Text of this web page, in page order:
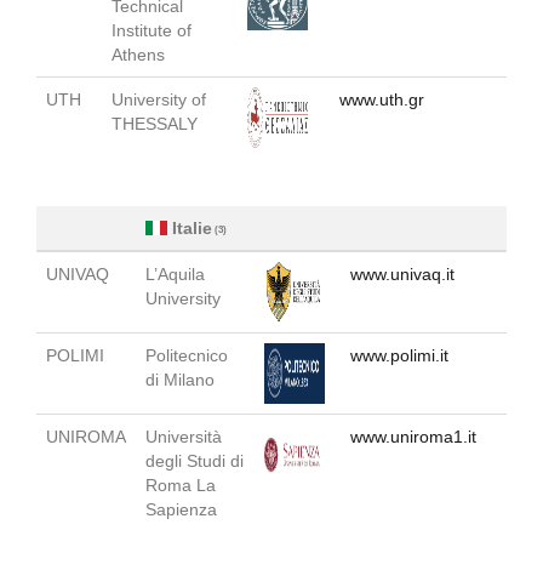
Technical
Institute of
Athens
UTH
University of
THESSALY
www.uth.gr
Italie (3)
UNIVAQ
L’Aquila
University
www.univaq.it
POLIMI
Politecnico
di Milano
www.polimi.it
UNIROMA
Università
degli Studi di
Roma La
Sapienza
www.uniroma1.it